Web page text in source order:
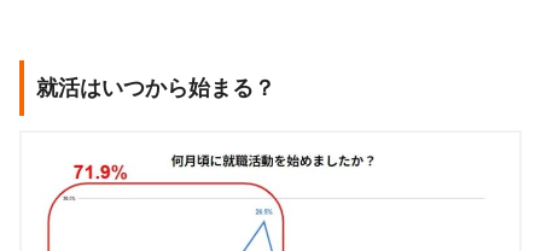
就活はいつから始まる？